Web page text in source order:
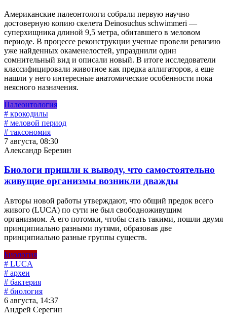
Американские палеонтологи собрали первую научно
достоверную копию скелета Deinosuchus schwimmeri —
суперхищника длиной 9,5 метра, обитавшего в меловом
периоде. В процессе реконструкции ученые провели ревизию
уже найденных окаменелостей, упразднили один
сомнительный вид и описали новый. В итоге исследователи
классифицировали животное как предка аллигаторов, а еще
нашли у него интересные анатомические особенности пока
неясного назначения.
Палеонтология
# крокодилы
# меловой период
# таксономия
7 августа, 08:30
Александр Березин
Биологи пришли к выводу, что самостоятельно
живущие организмы возникли дважды
Авторы новой работы утверждают, что общий предок всего
живого (LUCA) по сути не был свободноживущим
организмом. А его потомки, чтобы стать такими, пошли двумя
принципиально разными путями, образовав две
принципиально разные группы существ.
Биология
# LUCA
# археи
# бактерия
# биология
6 августа, 14:37
Андрей Серегин